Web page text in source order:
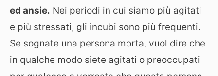
ed ansie. Nei periodi in cui siamo più agitati
e più stressati, gli incubi sono più frequenti.
Se sognate una persona morta, vuol dire che
in qualche modo siete agitati o preoccupati